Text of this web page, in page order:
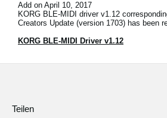
Gebiet / Land
Add on April 10, 2017
KORG BLE-MIDI driver v1.12
Creators Update (version 1703) has been
KORG BLE-MIDI Driver v1.12
Teilen